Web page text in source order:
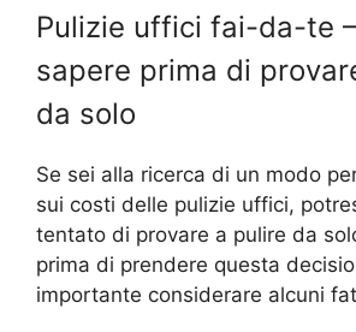
Pulizie uffici fai-da-te
sapere prima di
da solo
Se sei alla ricerca di un modo
sui costi delle pulizie uffici,
tentato di provare a pulire da
prima di prendere questa
importante considerare alcuni